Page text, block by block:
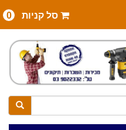
סל קניות 0